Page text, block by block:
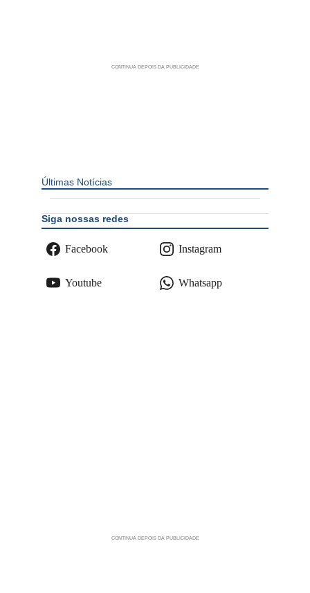
Últimas Notícias
Siga nossas redes
Facebook Instagram
Youtube Whatsapp